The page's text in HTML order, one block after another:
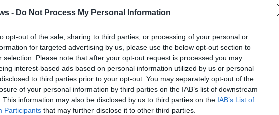
- Do Not Process My Personal Information
opt-out of the sale, sharing to third parties, or processing of your personal or
for targeted advertising by us, please use the below opt-out section to
selection. Please note that after your opt-out request is processed you may
interest-based ads based on personal information utilized by us or personal
to third parties prior to your opt-out. You may separately opt-out of the
of your personal information by third parties on the IAB’s list of downstream
This information may also be disclosed by us to third parties on the IAB’s List of
Participants that may further disclose it to other third parties.